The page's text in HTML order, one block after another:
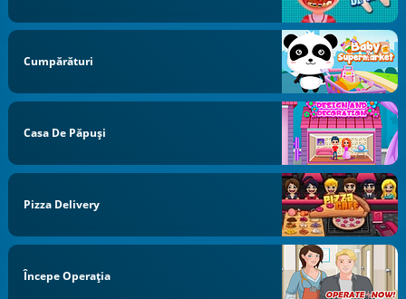
Cumpărături
Casa De Păpuși
Pizza Delivery
Începe Operaţia